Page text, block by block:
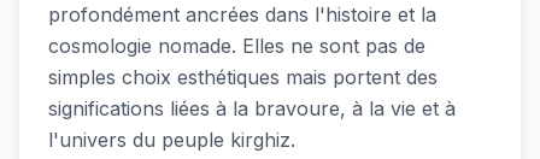
profondément ancrées dans l'histoire et la
cosmologie nomade. Elles ne sont pas de
simples choix esthétiques mais portent des
significations liées à la bravoure, à la vie et à
l'univers du peuple kirghiz.